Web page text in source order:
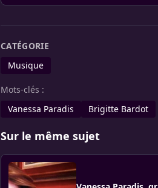
CATÉGORIE
Musique
Mots-clés :
Vanessa Paradis
Brigitte Bardot
Sur le même sujet